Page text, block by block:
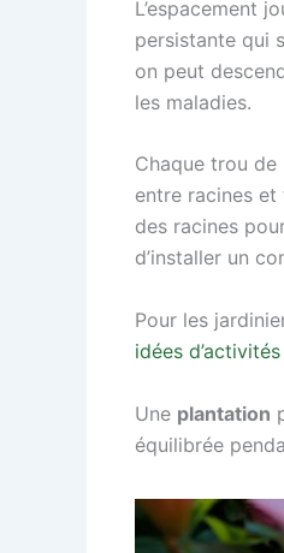
L’espacement
persistante qui
on peut
les maladies.
Chaque trou
entre racines
des racines
d’installer un
Pour les
idées
Une plantation
équilibrée